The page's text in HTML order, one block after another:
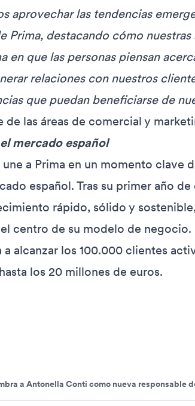
aprovechar las tendencias
Prima, destacando cómo
en que las personas piensan
relaciones con nuestros
que puedan beneficiarse de
de las áreas de comercial y
mercado español
a Prima en un momento clave
español. Tras su primer año
rápido, sólido y
centro de su modelo de negocio.
a alcanzar los 100.000 clientes
los 20 millones de euros.
a Antonella Conti como nueva responsable